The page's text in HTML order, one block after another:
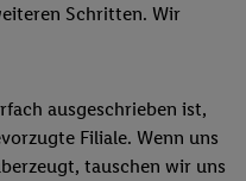
Schritten. Wir
ausgeschrieben ist,
Filiale. Wenn uns
tauschen wir uns